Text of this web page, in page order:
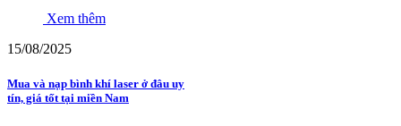
Xem thêm
15/08/2025
Mua và nạp bình khí laser ở đâu uy
tín, giá tốt tại miền Nam